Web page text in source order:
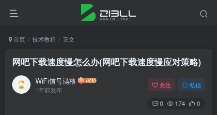
首页 技术教程 正文
网吧下载速度慢怎么办(网吧下载速度慢应对策略)
WiFi信号满格
1年前发布
关注 私信
0 174 0